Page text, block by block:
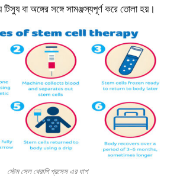
বা অঙ্গের সঙ্গে সামঞ্জস্যপূর্ণ করে তোলা হয়।
স্টেম সেল থেরাপি প্রসেস এর ধাপ